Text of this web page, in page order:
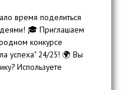
время поделиться
🎓 Приглашаем
конкурсе
успеха" 24/25! 🌍 Вы
Используете